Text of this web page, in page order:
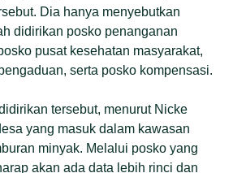
Dia hanya menyebutkan
didirikan posko penanganan
pusat kesehatan masyarakat,
serta posko kompensasi.
tersebut, menurut Nicke
yang masuk dalam kawasan
minyak. Melalui posko yang
akan ada data lebih rinci dan